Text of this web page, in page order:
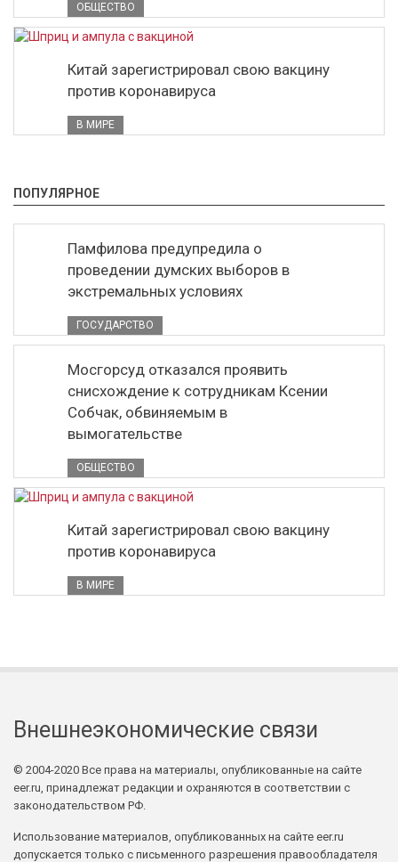
ОБЩЕСТВО
Китай зарегистрировал свою вакцину
против коронавируса
В МИРЕ
ПОПУЛЯРНОЕ
Памфилова предупредила о
проведении думских выборов в
экстремальных условиях
ГОСУДАРСТВО
Мосгорсуд отказался проявить
снисхождение к сотрудникам Ксении
Собчак, обвиняемым в
вымогательстве
ОБЩЕСТВО
Китай зарегистрировал свою вакцину
против коронавируса
В МИРЕ
Внешнеэкономические связи
© 2004-2020 Все права на материалы, опубликованные на сайте
eer.ru, принадлежат редакции и охраняются в соответствии с
законодательством РФ.
Использование материалов, опубликованных на сайте eer.ru
допускается только с письменного разрешения правообладателя